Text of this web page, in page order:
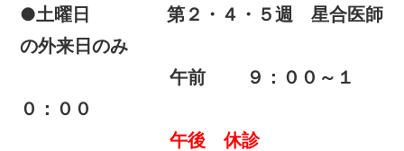
●土曜日 第２・４・５週 星合医師
の外来日のみ
午前 ９：００～１
０：００
午後 休診